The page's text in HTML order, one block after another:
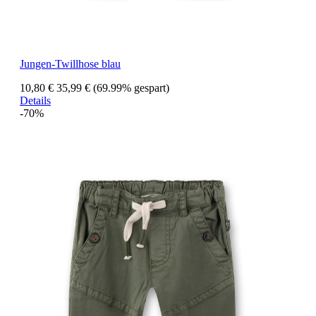
Jungen-Twillhose blau
10,80 € 35,99 € (69.99% gespart)
Details
-70%